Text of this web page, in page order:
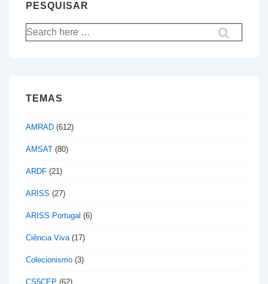
PESQUISAR
Pesquisar
por:
TEMAS
AMRAD (612)
AMSAT (80)
ARDF (21)
ARISS (27)
ARISS Portugal (6)
Ciência Viva (17)
Colecionismo (3)
CS5CEP (62)